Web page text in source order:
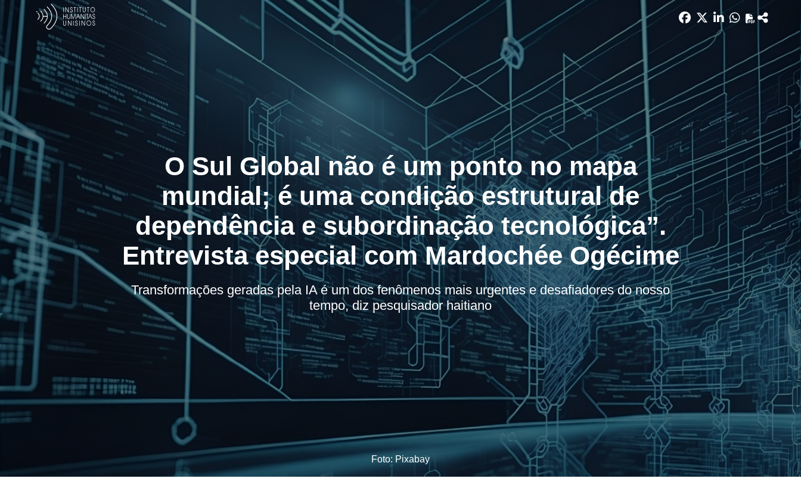
O Sul Global não é um ponto no mapa
mundial; é uma condição estrutural de
dependência e subordinação tecnológica”.
Entrevista especial com Mardochée Ogécime
Transformações geradas pela IA é um dos fenômenos mais urgentes e desafiadores do nosso
tempo, diz pesquisador haitiano
Foto: Pixabay